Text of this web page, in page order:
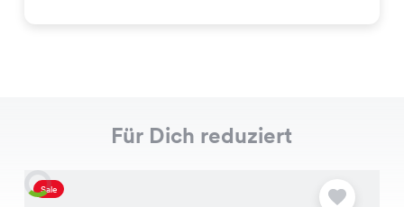
Für Dich reduziert
Sale